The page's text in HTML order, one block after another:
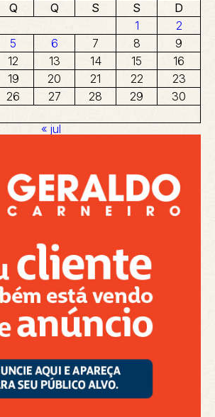
Q Q S S
D
1
2
5 6 7 8
9
12 13 14 15
16
19 20 21 22
23
26 27 28 29
30
« jul